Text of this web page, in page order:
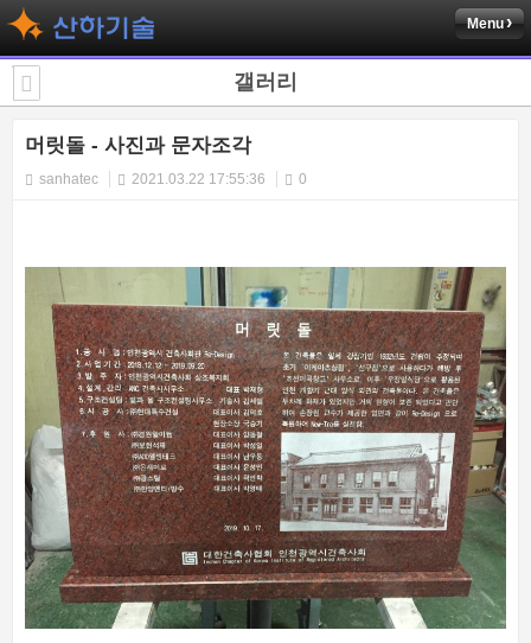
Menu
갤러리
머릿돌 - 사진과 문자조각
sanhatec 2021.03.22 17:55:36 0